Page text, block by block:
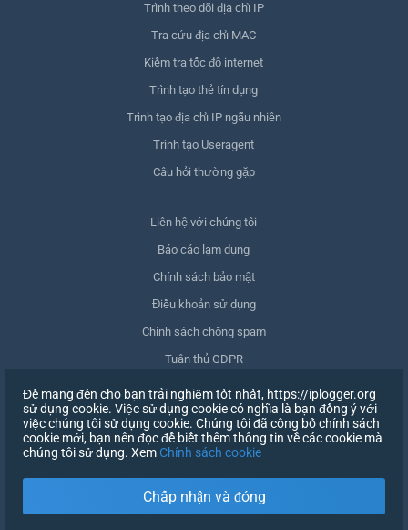
Trình theo dõi địa chỉ IP
Tra cứu địa chỉ MAC
Kiểm tra tốc độ internet
Trình tạo thẻ tín dụng
Trình tạo địa chỉ IP ngẫu nhiên
Trình tạo Useragent
Câu hỏi thường gặp
Liên hệ với chúng tôi
Báo cáo lạm dụng
Chính sách bảo mật
Điều khoản sử dụng
Chính sách chống spam
Tuân thủ GDPR
Xóa dữ liệu của tôi
Rút lại sự đồng ý
ĐĂNG NHẬP
Để mang đến cho bạn trải nghiệm tốt nhất, https://iplogger.org
sử dụng cookie. Việc sử dụng cookie có nghĩa là bạn đồng ý với
việc chúng tôi sử dụng cookie. Chúng tôi đã công bố chính sách
cookie mới, bạn nên đọc để biết thêm thông tin về các cookie mà
chúng tôi sử dụng. Xem Chính sách cookie
Chấp nhận và đóng